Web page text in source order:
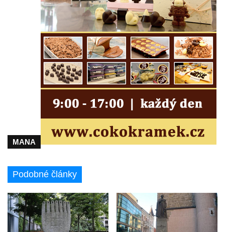
Walthera von der Vogelweide v Duchcově
Památník obětem holokaustu v Lipové ulici
v Duchcově
Pomník obětem válek v Jeníkově
Pamětní deska obětem 1. světové války na
kapli Panny Marie v Lahošti
Mikulášovicích
ulici U Plovárny ve Frýdlantu
Socha Nepokořený v parku Rumburské
vzpoury v Rumburku
Pamětní deska obětem holokaustu u
židovského hřbitova v Kovanicích
MANA
Podobné články